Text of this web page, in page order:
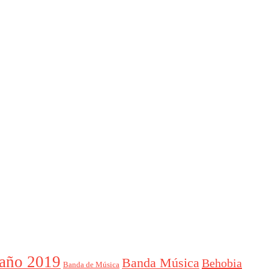
año 2019 Banda de Música Banda MúsicaBehobia